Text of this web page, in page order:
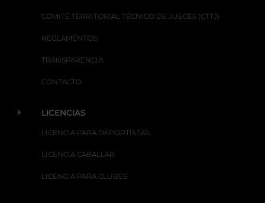
COMITÉ TERRITORIAL TÉCNICO DE JUECES (CTTJ)
REGLAMENTOS
TRANSPARENCIA
CONTACTO
E LICENCIAS
LICENCIA PARA DEPORTISTAS
LICENCIA CABALLAR
LICENCIA PARA CLUBES